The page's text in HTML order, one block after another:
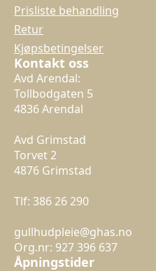
Prisliste behandling
Retur
Kjøpsbetingelser
Kontakt oss
Avd Arendal:
Tollbodgaten 5
4836 Arendal
Avd Grimstad
Torvet 2
4876 Grimstad
Tlf: 386 26 290
gullhudpleie@ghas.no
Org.nr: 927 396 637
Åpningstider